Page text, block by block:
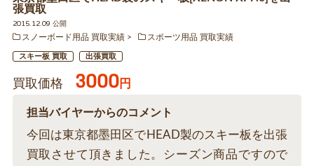
張買取
2015.12.09 公開
スノーボード用品 買取実績
スポーツ用品 買取実績
スキー板 買取 出張買取
買取価格 3000円
担当バイヤーからのコメント
今回は東京都墨田区でHEAD製のスキー板を出張
買取させて頂きました。シーズン商品ですので